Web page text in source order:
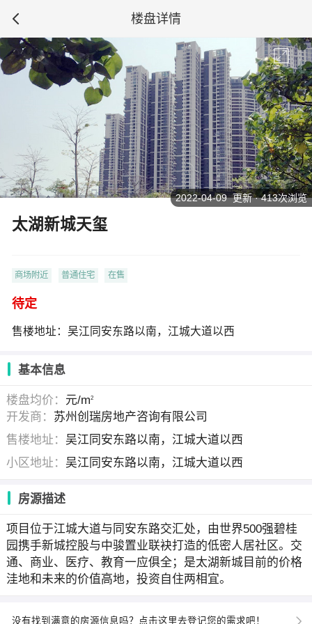
楼盘详情
太湖新城天玺
商场附近 普通住宅 在售
待定
售楼地址：吴江同安东路以南，江城大道以西
2022-04-09 更新 · 413次浏览
基本信息
楼盘均价： 元/m2
开发商： 苏州创瑞房地产咨询有限公司
售楼地址： 吴江同安东路以南，江城大道以西
小区地址： 吴江同安东路以南，江城大道以西
房源描述
项目位于江城大道与同安东路交汇处，由世界500强碧桂
园携手新城控股与中骏置业联袂打造的低密人居社区。交
通、商业、医疗、教育一应俱全；是太湖新城目前的价格
洼地和未来的价值高地，投资自住两相宜。
没有找到满意的房源信息吗？点击这里去登记您的需求吧！